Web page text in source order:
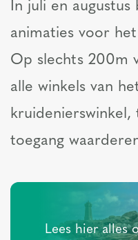
In juli en
animaties voor
Op slechts 200m
alle winkels van
toegang
Lees hier alles